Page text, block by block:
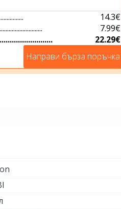
14.3€
7.99€
22.29€
Направи бърза поръчка